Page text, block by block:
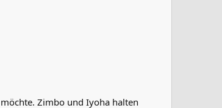
Zimbo und Iyoha halten